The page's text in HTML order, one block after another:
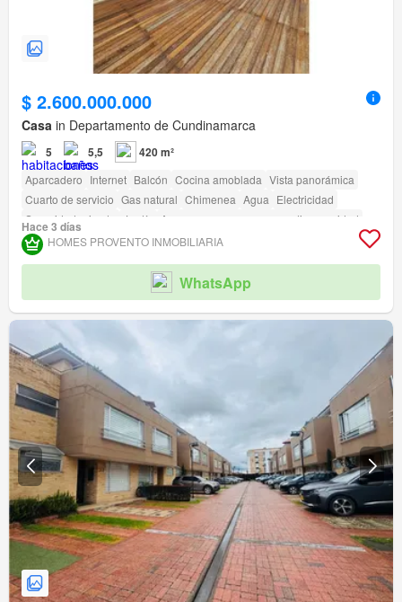
$ 2.600.000.000
Casa in Departamento de Cundinamarca
5 5,5 420 m²
Aparcadero Internet Balcón Cocina amoblada Vista panorámica
Cuarto de servicio Gas natural Chimenea Agua Electricidad
Seguridad privada
Jardín Acceso para personas con discapacidad
Hace 3 días
HOMES PROVENTO INMOBILIARIA
WhatsApp